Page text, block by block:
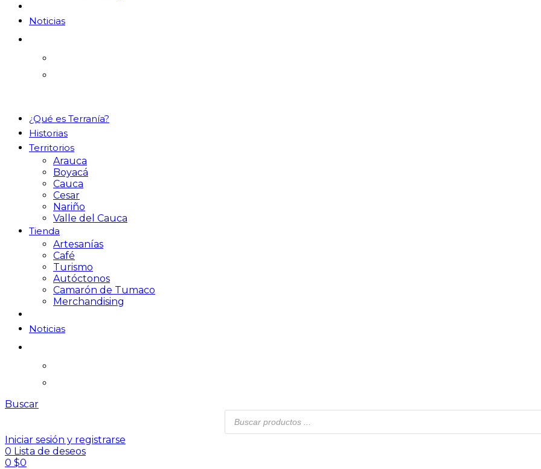
Noticias
¿Qué es Terranía?
Historias
Territorios
Arauca
Boyacá
Cauca
Cesar
Nariño
Valle del Cauca
Tienda
Artesanías
Café
Turismo
Autóctonos
Camarón de Tumaco
Merchandising
Noticias
Buscar
Iniciar sesión y registrarse
0 Lista de deseos
0 $0